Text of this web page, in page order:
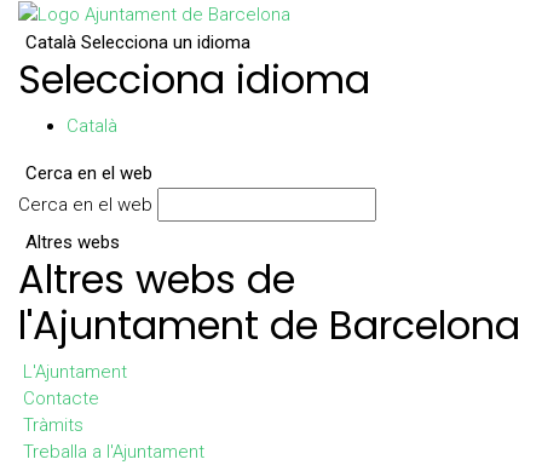
Català Selecciona un idioma
Selecciona idioma
Català
Cerca en el web
Cerca en el web
Altres webs
Altres webs de
l'Ajuntament de Barcelona
L'Ajuntament
Contacte
Tràmits
Treballa a l'Ajuntament